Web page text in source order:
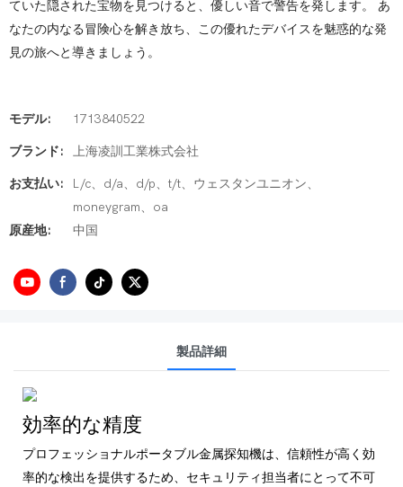
ていた隠された宝物を見つけると、優しい音で警告を発します。 あ
なたの内なる冒険心を解き放ち、この優れたデバイスを魅惑的な発
見の旅へと導きましょう。
モデル: 1713840522
ブランド: 上海凌訓工業株式会社
お支払い:
L/c、d/a、d/p、t/t、ウェスタンユニオン、
moneygram、oa
原産地:
中国
製品詳細
効率的な精度
プロフェッショナルポータブル金属探知機は、信頼性が高く効
率的な検出を提供するため、セキュリティ担当者にとって不可